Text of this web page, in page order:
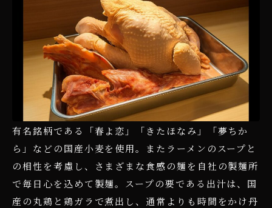
有名銘柄である「春よ恋」「きたほなみ」「夢ちか
ら」などの国産小麦を使用。またラーメンのスープと
の相性を考慮し、さまざまな食感の麺を自社の製麺所
で毎日心を込めて製麺。スープの要である出汁は、国
産の丸鶏と鶏ガラで煮出し、通常よりも時間をかけ丹